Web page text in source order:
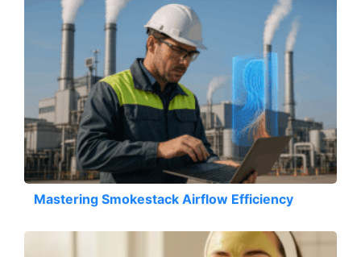
Mastering Smokestack Airflow Efficiency